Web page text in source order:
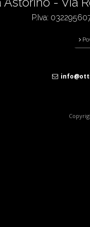
P.Iva: